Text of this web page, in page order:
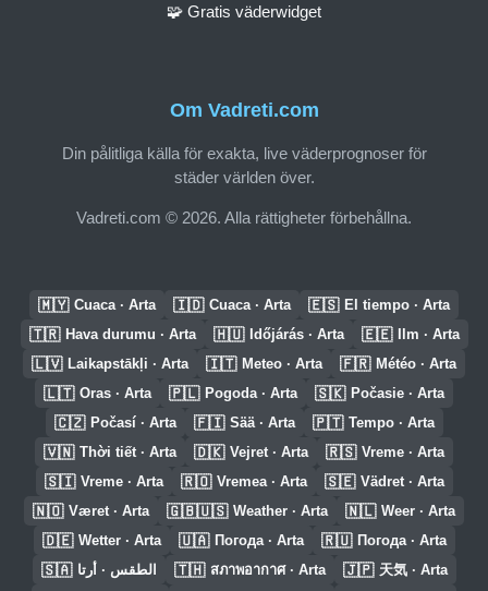
Om Vadreti.com
Din pålitliga källa för exakta, live väderprognoser för
städer världen över.
Vadreti.com © 2026. Alla rättigheter förbehållna.
🧩 Gratis väderwidget
🇲🇾 Cuaca · Arta 🇮🇩 Cuaca · Arta 🇪🇸 El tiempo · Arta
🇹🇷 Hava durumu · Arta 🇭🇺 Időjárás · Arta 🇪🇪 Ilm · Arta
🇱🇻 Laikapstākļi · Arta 🇮🇹 Meteo · Arta 🇫🇷 Météo · Arta
🇱🇹 Oras · Arta 🇵🇱 Pogoda · Arta 🇸🇰 Počasie · Arta
🇨🇿 Počasí · Arta 🇫🇮 Sää · Arta 🇵🇹 Tempo · Arta
🇻🇳 Thời tiết · Arta 🇩🇰 Vejret · Arta 🇷🇸 Vreme · Arta
🇸🇮 Vreme · Arta 🇷🇴 Vremea · Arta 🇸🇪 Vädret · Arta
🇳🇴 Været · Arta 🇬🇧🇺🇸 Weather · Arta 🇳🇱 Weer · Arta
🇩🇪 Wetter · Arta 🇺🇦 Погода · Arta 🇷🇺 Погода · Arta
🇸🇦 الطقس · أرتا 🇹🇭 สภาพอากาศ · Arta 🇯🇵 天気 · Arta